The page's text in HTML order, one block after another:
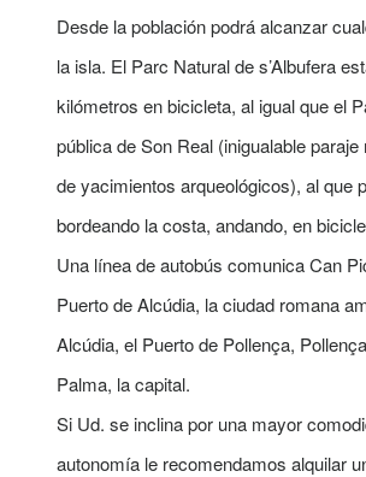
Desde la población podrá alcanzar
la isla. El Parc Natural de s’Albufera
kilómetros en bicicleta, al igual que el
pública de Son Real (inigualable paraje
de yacimientos arqueológicos), al que
bordeando la costa, andando, en
Una línea de autobús comunica Can
Puerto de Alcúdia, la ciudad romana
Alcúdia, el Puerto de Pollença,
Palma, la capital.
Si Ud. se inclina por una mayor
autonomía le recomendamos alquilar